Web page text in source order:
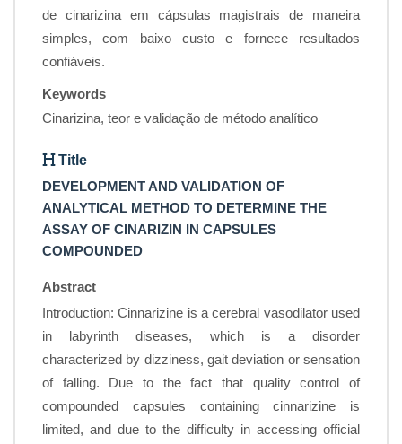
de cinarizina em cápsulas magistrais de maneira
simples, com baixo custo e fornece resultados
confiáveis.
Keywords
Cinarizina, teor e validação de método analítico
Title
DEVELOPMENT AND VALIDATION OF
ANALYTICAL METHOD TO DETERMINE THE
ASSAY OF CINARIZIN IN CAPSULES
COMPOUNDED
Abstract
Introduction: Cinnarizine is a cerebral vasodilator used
in labyrinth diseases, which is a disorder
characterized by dizziness, gait deviation or sensation
of falling. Due to the fact that quality control of
compounded capsules containing cinnarizine is
limited, and due to the difficulty in accessing official